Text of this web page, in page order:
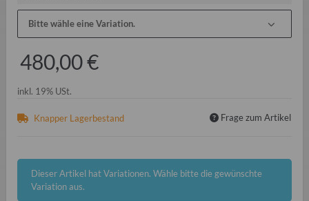
Bitte wähle eine Variation.
480,00 €
inkl. 19% USt.
Knapper Lagerbestand Frage zum Artikel
x
Dieser Artikel hat Variationen. Wähle bitte die gewünschte
Variation aus.